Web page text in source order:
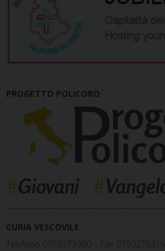
PROGETTO POLICORO
CURIA VESCOVILE
Telefono 0759273980 – Fax 0759276316